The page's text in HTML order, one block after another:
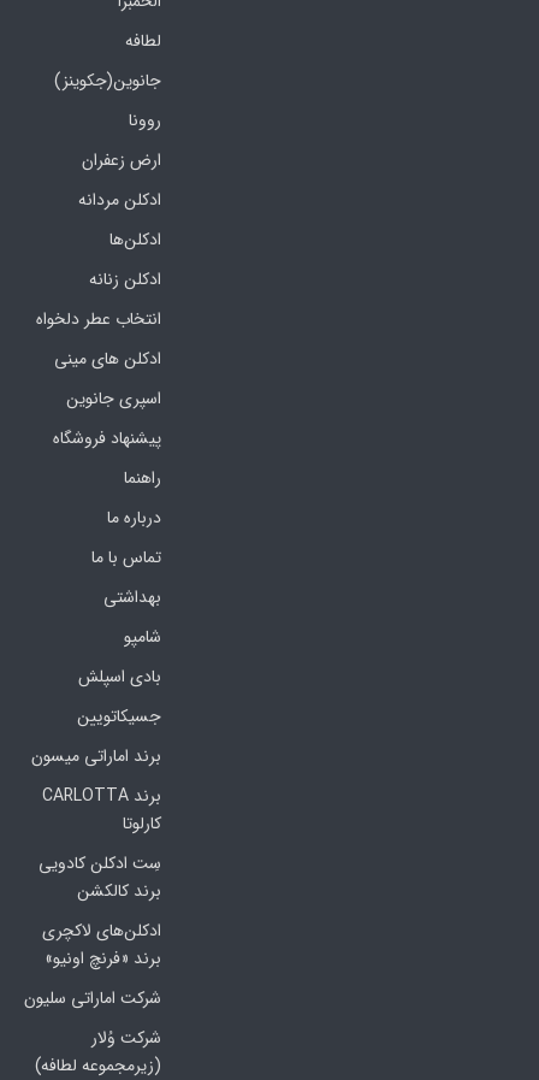
لطافه
جانوین(جکوینز)
روونا
ارض زعفران
ادکلن مردانه
ادکلن‌ها
ادکلن زنانه
انتخاب عطر دلخواه
ادکلن های مینی
اسپری جانوین
پیشنهاد فروشگاه
راهنما
درباره ما
تماس با ما
بهداشتی
شامپو
بادی اسپلش
جسیکاتویین
برند اماراتی میسون
برند CARLOTTA
کارلوتا
سِت ادکلن کادویی
برند کالکشن
ادکلن‌های لاکچری
برند «فرنچ اونیو»
شرکت اماراتی سلیون
شرکت وُلار
(زیرمجموعه لطافه)